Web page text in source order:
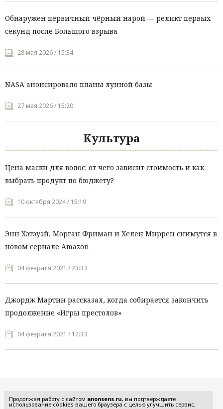
Обнаружен первичный чёрный нарой — реликт первых
секунд после Большого взрыва
28 мая 2026 / 15:34
NASA анонсировало планы лунной базы
27 мая 2026 / 15:20
Культура
Цена маски для волос: от чего зависит стоимость и как
выбрать продукт по бюджету?
10 октября 2024 / 15:19
Энн Хэтэуэй, Морган Фриман и Хелен Миррен снимутся в
новом сериале Amazon
04 февраля 2021 / 23:33
Джордж Мартин рассказал, когда собирается закончить
продолжение «Игры престолов»
04 февраля 2021 / 12:33
Продолжая работу с сайтом anonsens.ru, вы подтверждаете
использование cookies вашего браузера с целью улучшить сервис,